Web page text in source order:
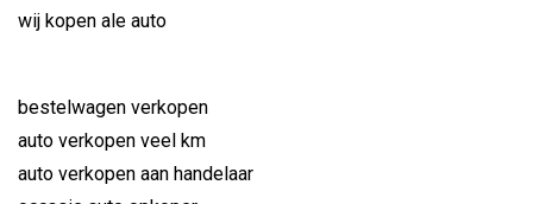
wij kopen ale auto
bestelwagen verkopen
auto verkopen veel km
auto verkopen aan handelaar